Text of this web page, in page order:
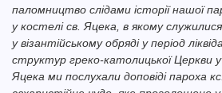
паломництво слідами історії нашої
у костелі св. Яцека, в якому
у візантійському обряді у період
структур греко-католицької Церкви
Яцека ми послухали доповіді пароха